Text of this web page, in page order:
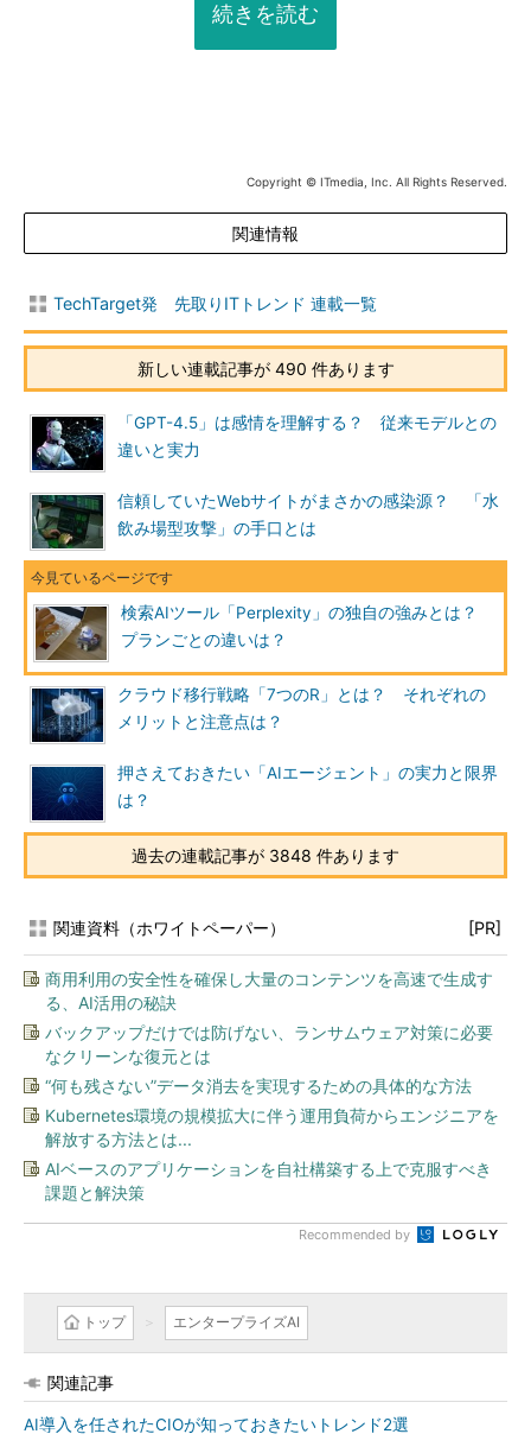
続きを読む
Copyright © ITmedia, Inc. All Rights Reserved.
関連情報
TechTarget発 先取りITトレンド 連載一覧
新しい連載記事が 490 件あります
「GPT-4.5」は感情を理解する？ 従来モデルとの
違いと実力
信頼していたWebサイトがまさかの感染源？ 「水
飲み場型攻撃」の手口とは
検索AIツール「Perplexity」の独自の強みとは？
プランごとの違いは？
クラウド移行戦略「7つのR」とは？ それぞれの
メリットと注意点は？
押さえておきたい「AIエージェント」の実力と限界
は？
過去の連載記事が 3848 件あります
関連資料（ホワイトペーパー） [PR]
商用利用の安全性を確保し大量のコンテンツを高速で生成す
る、AI活用の秘訣
バックアップだけでは防げない、ランサムウェア対策に必要
なクリーンな復元とは
“何も残さない”データ消去を実現するための具体的な方法
Kubernetes環境の規模拡大に伴う運用負荷からエンジニアを
解放する方法とは...
AIベースのアプリケーションを自社構築する上で克服すべき
課題と解決策
Recommended by
トップ エンタープライズAI
関連記事
AI導入を任されたCIOが知っておきたいトレンド2選